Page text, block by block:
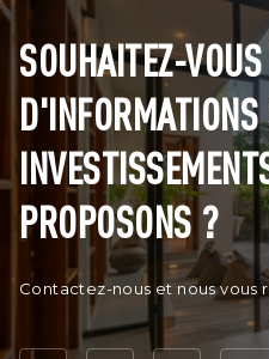
SOUHAITEZ-
PROPOSONS ?
Contactez-nous et nous vous